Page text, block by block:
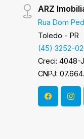
ARZ
Rua Dom
Toledo - PR
(45) 3252-
Creci: 4048-J
CNPJ: